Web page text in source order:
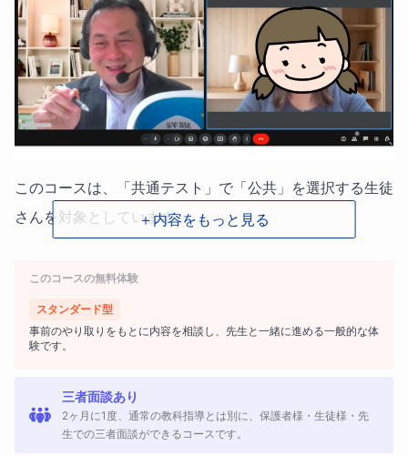
このコースは、「共通テスト」で「公共」を選択する生徒
さんを対象としています。
を行い、その上で応用力・総合力を完成させることを目指
します。
がら、最も効果的な方法で授業を進めさせていただきま
す！
＋内容をもっと見る
このコースの無料体験
スタンダード型
事前のやり取りをもとに内容を相談し、先生と一緒に進める一般的な体
験です。
三者面談あり
2ヶ月に1度、通常の教科指導とは別に、保護者様・生徒様・先
生での三者面談ができるコースです。